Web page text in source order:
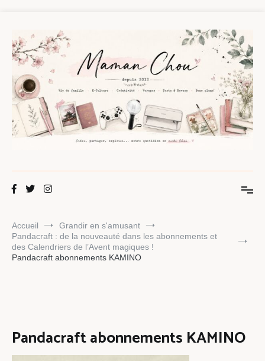
contenu
Maman Chou
Accueil
Grandir en s'amusant
Pandacraft : de la nouveauté dans les abonnements et
des Calendriers de l’Avent magiques !
Pandacraft abonnements KAMINO
Pandacraft abonnements KAMINO